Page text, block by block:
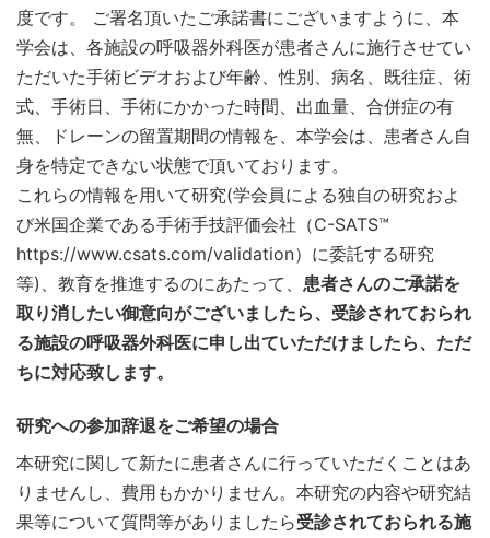
度です。 ご署名頂いたご承諾書にございますように、本
学会は、各施設の呼吸器外科医が患者さんに施行させてい
ただいた手術ビデオおよび年齢、性別、病名、既往症、術
式、手術日、手術にかかった時間、出血量、合併症の有
無、ドレーンの留置期間の情報を、本学会は、患者さん自
身を特定できない状態で頂いております。
これらの情報を用いて研究(学会員による独自の研究およ
び米国企業である手術手技評価会社（C-SATS™
https://www.csats.com/validation）に委託する研究
等)、教育を推進するのにあたって、 患者さんのご承諾を
取り消したい御意向がございましたら、受診されておられ
る施設の呼吸器外科医に申し出ていただけましたら、ただ
ちに対応致します。
研究への参加辞退をご希望の場合
本研究に関して新たに患者さんに行っていただくことはあ
りませんし、費用もかかりません。本研究の内容や研究結
果等について質問等がありましたら受診されておられる施